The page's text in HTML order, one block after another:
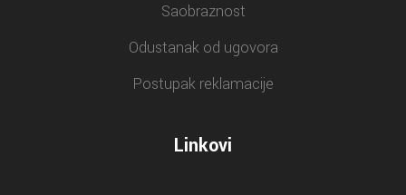
Saobraznost
Odustanak od ugovora
Postupak reklamacije
Linkovi